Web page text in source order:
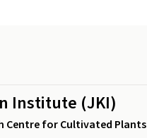
Institute (JKI)
Centre for Cultivated Plants